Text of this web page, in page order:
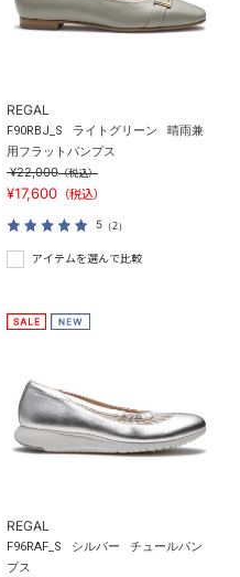
REGAL
F90RBJ_S ライトグリーン
晴雨兼
用フラットパンプス
¥22,000（税込）
¥17,600 （税込）
5（2）
アイテムを選んで比較
REGAL
F96RAF_S シルバー
チュールパン
プス